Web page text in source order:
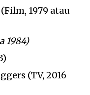
1979 atau
1984)
(TV, 2016